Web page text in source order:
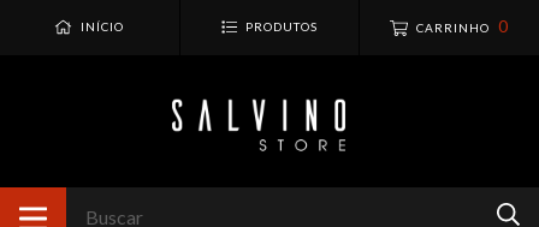
INÍCIO PRODUTOS CARRINHO 0